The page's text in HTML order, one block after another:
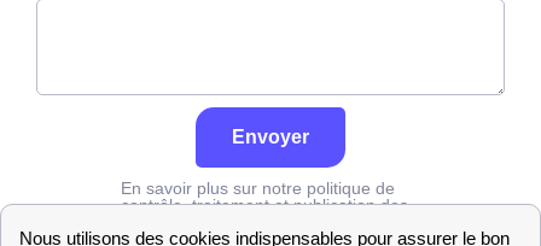
Envoyer
En savoir plus sur notre politique de
contrôle, traitement et publication des